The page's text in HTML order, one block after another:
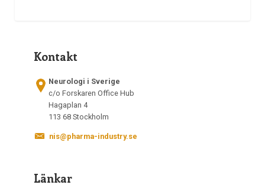
Kontakt
Neurologi i Sverige
c/o Forskaren Office Hub
Hagaplan 4
113 68 Stockholm
nis@pharma-industry.se
Länkar